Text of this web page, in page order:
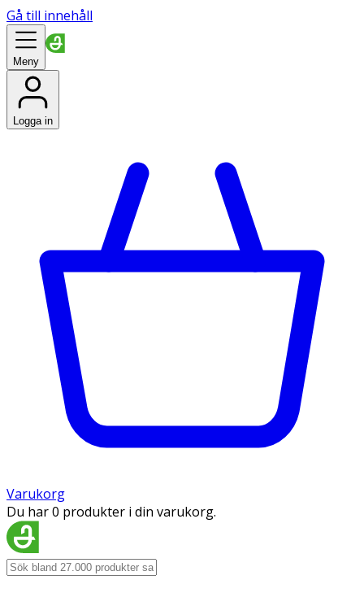
Gå till innehåll
Meny
Logga in
Varukorg
Du har 0 produkter i din varukorg.